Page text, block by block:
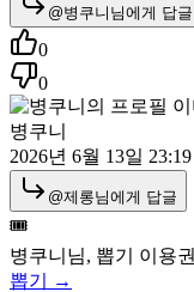
@병쿠니 님에게 답글
0
0
병쿠니
2026년 6월 13일 23:19
@제롱님에게 답글
🎟️
병쿠니 님, 뽑기 이용권
뽑기 →